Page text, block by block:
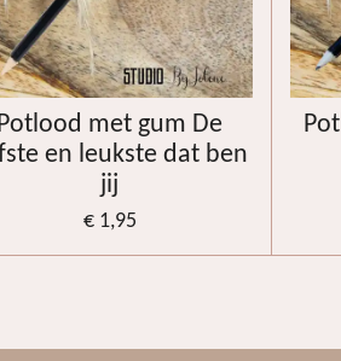
Potlood met gum De
en leukste dat ben
jij
€ 1,95